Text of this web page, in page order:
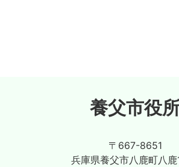
養父市役
〒667-8651
兵庫県養父市八鹿町八